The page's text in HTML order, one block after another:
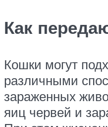
Как
Кошки могут
различными
зараженных
яиц червей и